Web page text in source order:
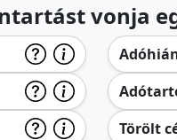
vonja
Törölt